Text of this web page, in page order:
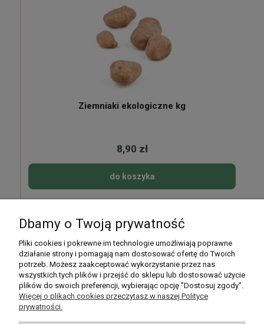
Ziemniaki ekologiczne kg
8,90 zł
do koszyka
Moje konto
Płatności i dostawa
Dbamy o Twoją prywatność
Pliki cookies i pokrewne im technologie umożliwiają poprawne
działanie strony i pomagają nam dostosować ofertę do Twoich
potrzeb. Możesz zaakceptować wykorzystanie przez nas
wszystkich tych plików i przejść do sklepu lub dostosować użycie
plików do swoich preferencji, wybierając opcję "Dostosuj zgody".
Więcej o plikach cookies przeczytasz w naszej Polityce
prywatności.